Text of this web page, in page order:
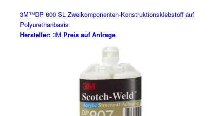
3M™DP 600 SL Zweikomponenten-Konstruktionsklebstoff auf
Polyurethanbasis
Hersteller:3M Preis auf Anfrage